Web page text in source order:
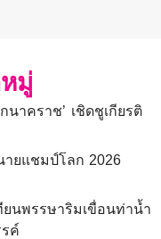
มู่
นาคราช’ เชิดชูเกียรติ
ายแชมป์โลก 2026
นพรรษาริมเขื่อนท่าน้ำ
ค์